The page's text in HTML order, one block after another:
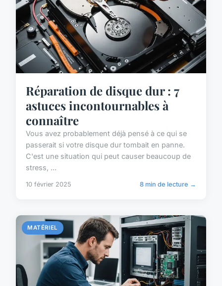
Réparation de disque dur : 7
astuces incontournables à
connaître
Vous avez probablement déjà pensé à ce qui se
passerait si votre disque dur tombait en panne.
C'est une situation qui peut causer beaucoup de
stress, ...
10 février 2025 8 min de lecture →
MATÉRIEL